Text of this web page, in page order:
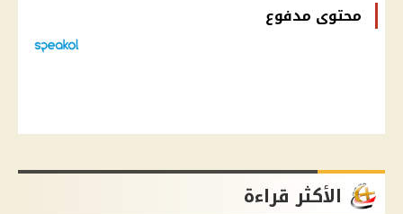
محتوى مدفوع
الأكثر قراءة